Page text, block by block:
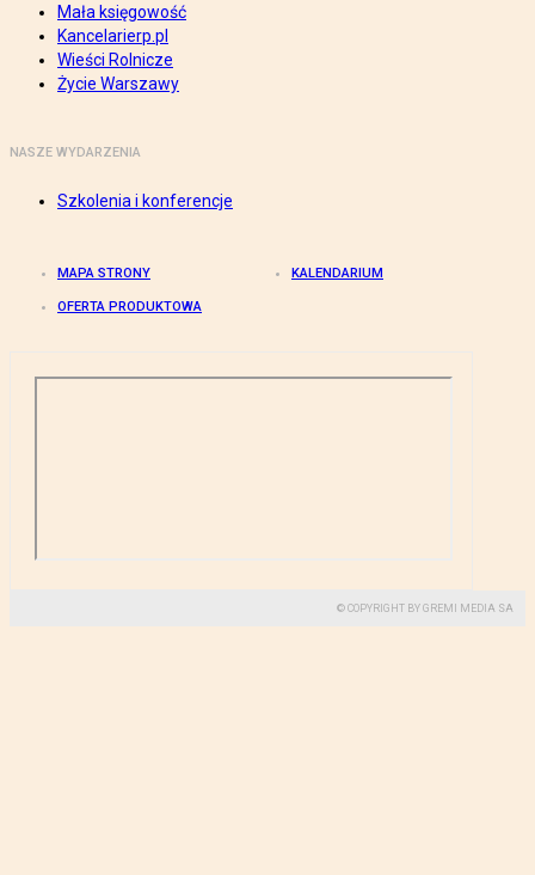
Mała księgowość
Kancelarierp.pl
Wieści Rolnicze
Życie Warszawy
NASZE WYDARZENIA
Szkolenia i konferencje
MAPA STRONY KALENDARIUM
OFERTA PRODUKTOWA
© COPYRIGHT BY GREMI MEDIA SA